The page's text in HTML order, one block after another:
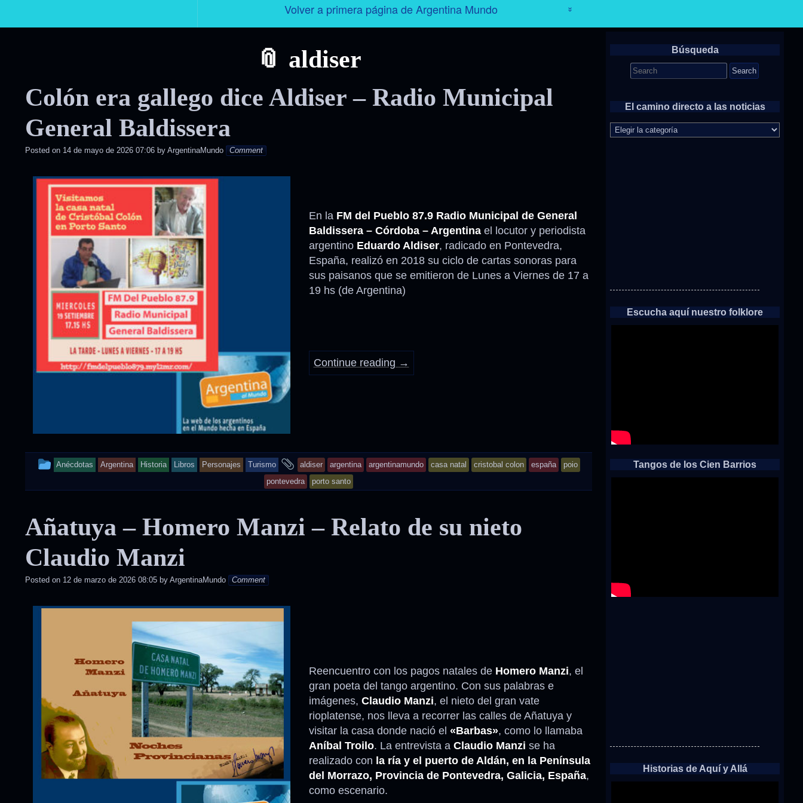
Volver a primera página de Argentina Mundo
Tango
Radio – Televisión – Cine
Turismo
Anécdotas
aldiser
Colón era gallego dice Aldiser – Radio Municipal
General Baldissera
Posted on 14 de mayo de 2026 07:06 by ArgentinaMundo Comment
En la FM del Pueblo 87.9 Radio Municipal de General
Baldissera – Córdoba – Argentinael locutor y periodista
argentino Eduardo Aldiser, radicado en Pontevedra,
España, realizó en 2018 su ciclo de cartas sonoras para
sus paisanos que se emitieron de Lunes a Viernes de 17 a
19 hs (de Argentina)
Continue reading →
This
posted
Anécdotas Argentina Historia Libros Personajes Turismo
and
tagged
aldiser argentina argentinamundo casa natal cristobal colon españa
poio
pontevedra
porto santo
Añatuya – Homero Manzi – Relato de su nieto
Claudio Manzi
Posted on 12 de marzo de 2026 08:05 by ArgentinaMundo Comment
Reencuentro con los pagos natales de Homero Manzi, el
gran poeta del tango argentino. Con sus palabras e
imágenes, Claudio Manzi, el nieto del gran vate
rioplatense, nos lleva a recorrer las calles de Añatuya y
visitar la casa donde nació el «Barbas», como lo llamaba
Aníbal Troilo. La entrevista a Claudio Manzi se ha
realizado con la ría y el puerto de Aldán, en la Península
del Morrazo, Provincia de Pontevedra, Galicia, España,
como escenario.
Búsqueda
Search
for:
El camino directo a las noticias
El
camino
Escucha aquí nuestro folklore
Tangos de los Cien Barrios
Historias de Aquí y Allá